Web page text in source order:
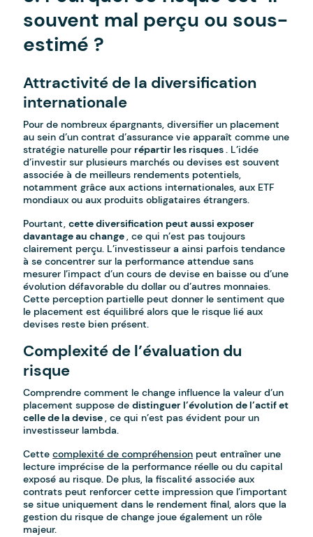
souvent mal perçu ou sous-
estimé ?
Attractivité de la diversification
internationale
Pour de nombreux épargnants, diversifier un placement
au sein d’un contrat d’assurance vie apparaît comme une
stratégie naturelle pourrépartir les risques. L’idée
d’investir sur plusieurs marchés ou devises est souvent
associée à de meilleurs rendements potentiels,
notamment grâce aux actions internationales, aux ETF
mondiaux ou aux produits obligataires étrangers.
Pourtant,cette diversification peut aussi exposer
davantage au change, ce qui n’est pas toujours
clairement perçu. L’investisseur a ainsi parfois tendance
à se concentrer sur la performance attendue sans
mesurer l’impact d’un cours de devise en baisse ou d’une
évolution défavorable du dollar ou d’autres monnaies.
Cette perception partielle peut donner le sentiment que
le placement est équilibré alors que le risque lié aux
devises reste bien présent.
Complexité de l’évaluation du
risque
Comprendre comment le change influence la valeur d’un
placement suppose dedistinguer l’évolution de l’actif et
celle de la devise, ce qui n’est pas évident pour un
investisseur lambda.
Cettecomplexité de compréhension peut entraîner une
lecture imprécise de la performance réelle ou du capital
exposé au risque. De plus, la fiscalité associée aux
contrats peut renforcer cette impression que l’important
se situe uniquement dans le rendement final, alors que la
gestion du risque de change joue également un rôle
majeur.